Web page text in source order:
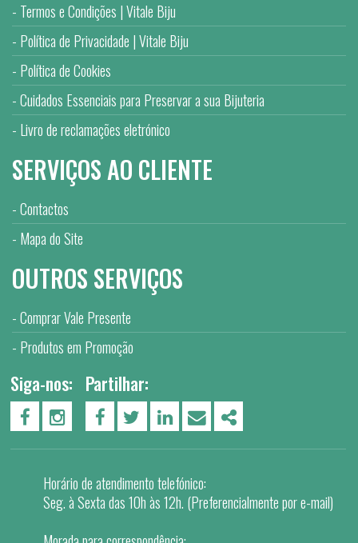
Termos e Condições | Vitale Biju
Política de Privacidade | Vitale Biju
Política de Cookies
Cuidados Essenciais para Preservar a sua Bijuteria
Livro de reclamações eletrónico
SERVIÇOS AO CLIENTE
Contactos
Mapa do Site
OUTROS SERVIÇOS
Comprar Vale Presente
Produtos em Promoção
Siga-nos:
PÁGINA DO FACEBOOK
PÁGINA DO INSTAGRAM
Partilhar:
FACEBOOKTWITTERLINKEDIN
EMAIL
Horário de atendimento telefónico:
Seg. à Sexta das 10h às 12h. (Preferencialmente por e-mail)